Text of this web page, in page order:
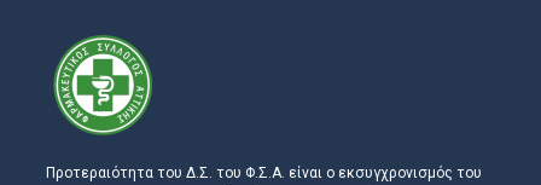
Προτεραιότητα του Δ.Σ. του Φ.Σ.Α. είναι ο εκσυγχρονισμός του